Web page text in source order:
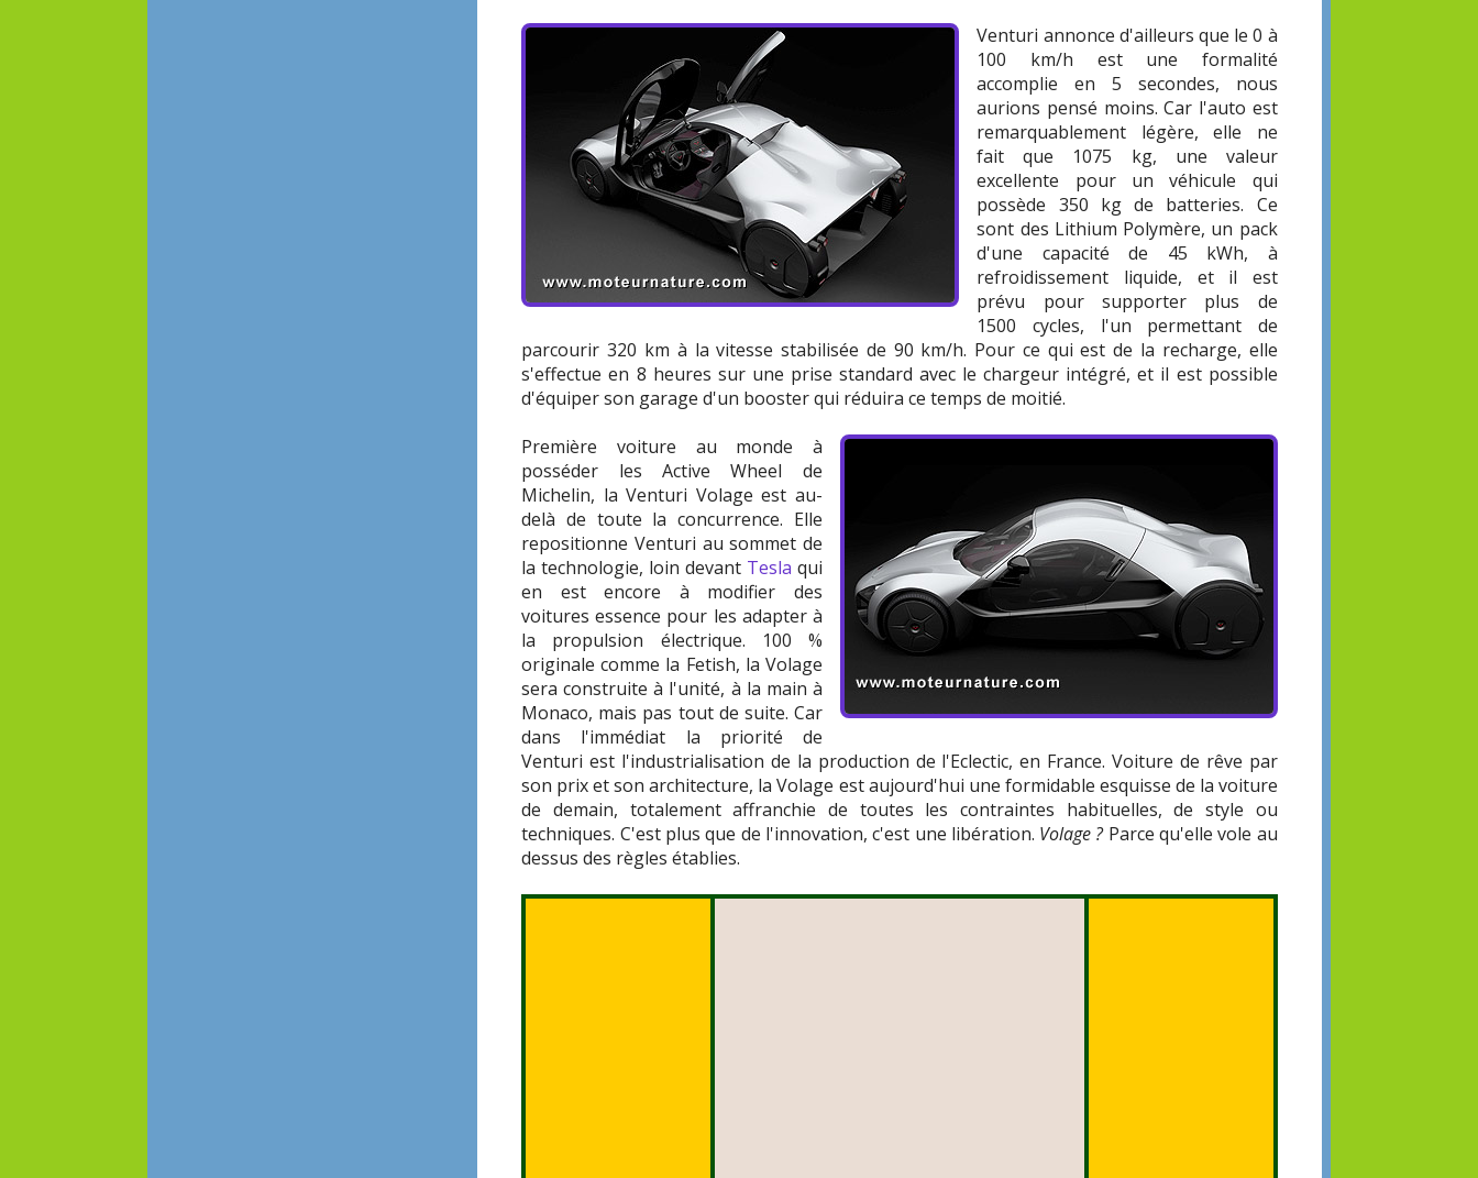
Venturi annonce d'ailleurs que le 0 à
100 km/h est une formalité
accomplie en 5 secondes, nous
aurions pensé moins. Car l'auto est
remarquablement légère, elle ne
fait que 1075 kg, une valeur
excellente pour un véhicule qui
possède 350 kg de batteries. Ce
sont des Lithium Polymère, un pack
d'une capacité de 45 kWh, à
refroidissement liquide, et il est
prévu pour supporter plus de
1500 cycles, l'un permettant de
parcourir 320 km à la vitesse stabilisée de 90 km/h. Pour ce qui est de la recharge, elle
s'effectue en 8 heures sur une prise standard avec le chargeur intégré, et il est possible
d'équiper son garage d'un booster qui réduira ce temps de moitié.
Première voiture au monde à
posséder les Active Wheel de
Michelin, la Venturi Volage est au-
delà de toute la concurrence. Elle
repositionne Venturi au sommet de
la technologie, loin devant Tesla qui
en est encore à modifier des
voitures essence pour les adapter à
la propulsion électrique. 100 %
originale comme la Fetish, la Volage
sera construite à l'unité, à la main à
Monaco, mais pas tout de suite. Car
dans l'immédiat la priorité de
Venturi est l'industrialisation de la production de l'Eclectic, en France. Voiture de rêve par
son prix et son architecture, la Volage est aujourd'hui une formidable esquisse de la voiture
de demain, totalement affranchie de toutes les contraintes habituelles, de style ou
techniques. C'est plus que de l'innovation, c'est une libération. Volage ?Parce qu'elle vole au
dessus des règles établies.